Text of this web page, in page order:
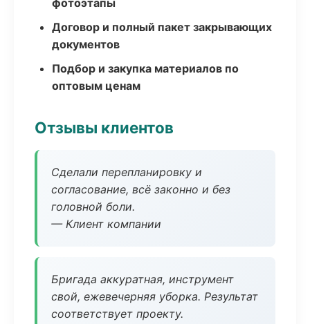
фотоэтапы
Договор и полный пакет закрывающих
документов
Подбор и закупка материалов по
оптовым ценам
Отзывы клиентов
Сделали перепланировку и
согласование, всё законно и без
головной боли.
— Клиент компании
Бригада аккуратная, инструмент
свой, ежевечерняя уборка. Результат
соответствует проекту.